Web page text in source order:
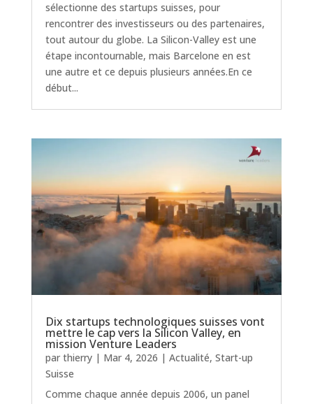
sélectionne des startups suisses, pour
rencontrer des investisseurs ou des partenaires,
tout autour du globe. La Silicon-Valley est une
étape incontournable, mais Barcelone en est
une autre et ce depuis plusieurs années.En ce
début...
Dix startups technologiques suisses vont
mettre le cap vers la Silicon Valley, en
mission Venture Leaders
par thierry| Mar 4, 2026 | Actualité, Start-up
Suisse
Comme chaque année depuis 2006, un panel